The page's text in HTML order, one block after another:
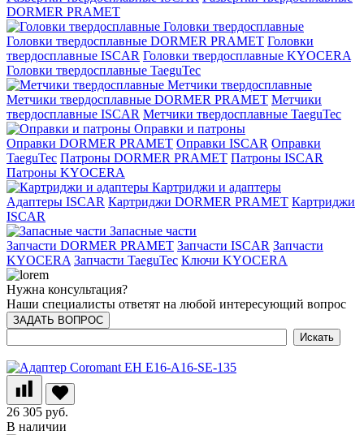
DORMER PRAMET
Головки твердосплавные
Головки твердосплавные DORMER PRAMET Головки
твердосплавные ISCAR Головки твердосплавные KYOCERA
Головки твердосплавные TaeguTec
Метчики твердосплавные
Метчики твердосплавные DORMER PRAMET Метчики
твердосплавные ISCAR Метчики твердосплавные TaeguTec
Оправки и патроны
Оправки DORMER PRAMET Оправки ISCAR Оправки
TaeguTec Патроны DORMER PRAMET Патроны ISCAR
Патроны KYOCERA
Картриджи и адаптеры
Адаптеры ISCAR Картриджи DORMER PRAMET Картриджи
ISCAR
Запасные части
Запчасти DORMER PRAMET Запчасти ISCAR Запчасти
KYOCERA Запчасти TaeguTec Ключи KYOCERA
Нужна консультация?
Наши специалисты ответят на любой интересующий вопрос
ЗАДАТЬ ВОПРОС
26 305 руб.
В наличии